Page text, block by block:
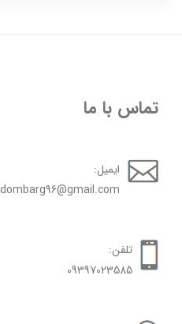
تماس با ما
ایمیل:
dombarg96@gmail.com
تلفن:
09397023585